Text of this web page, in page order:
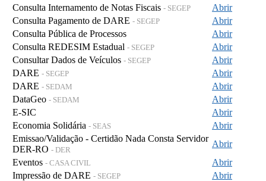
Consulta Internamento de Notas Fiscais - SEGEP
Abrir
Consulta Pagamento de DARE - SEGEP
Abrir
Consulta Pública de Processos
Abrir
Consulta REDESIM Estadual - SEGEP
Abrir
Consultar Dados de Veículos - SEGEP
Abrir
DARE - SEGEP
Abrir
DARE - SEDAM
Abrir
DataGeo - SEDAM
Abrir
E-SIC
Abrir
Economia Solidária - SEAS
Abrir
Emissao/Validação - Certidão Nada Consta Servidor
DER-RO - DER
Abrir
Eventos - CASA CIVIL
Abrir
Impressão de DARE - SEGEP
Abrir